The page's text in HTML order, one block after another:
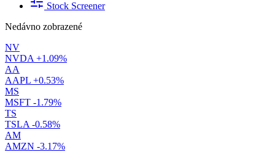
Stock Screener
Nedávno zobrazené
NV
NVDA +1.09%
AA
AAPL +0.53%
MS
MSFT -1.79%
TS
TSLA -0.58%
AM
AMZN -3.17%